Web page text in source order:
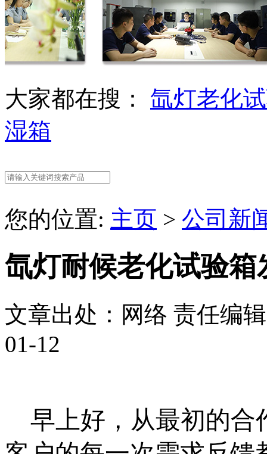
大家都在搜： 氙灯老化
湿箱
您的位置: 主页 > 公司新
氙灯耐候老化试验
文章出处：网络 责任编
01-12
早上好， 从最初的合